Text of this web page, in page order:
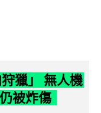
獵」 無人機
被炸傷